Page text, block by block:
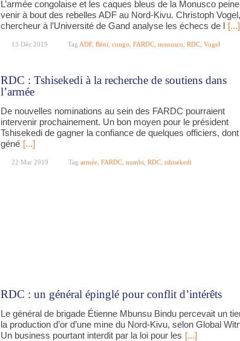
L’armée congolaise et les caques bleus de la Monusco
venir à bout des rebelles ADF au Nord-Kivu. Christoph Vogel,
chercheur à l’Université de Gand analyse les échecs de l [...]
13 Déc 2019 Tag ADF, Béni congo FARDC monusco RDC Vogel
RDC : Tshisekedi à la recherche de soutiens dans
l’armée
De nouvelles nominations au sein des FARDC pourraient
intervenir prochainement. Un bon moyen pour le président
Tshisekedi de gagner la confiance de quelques officiers,
géné [...]
22 Mar 2019 Tag armée FARDC numbi RDC tshisekedi
RDC : un général épinglé pour conflit d’intérêts
Le général de brigade Étienne Mbunsu Bindu percevait un
la production d’or d’une mine du Nord-Kivu, selon Global
Un business pourtant interdit par la loi pour les [...]